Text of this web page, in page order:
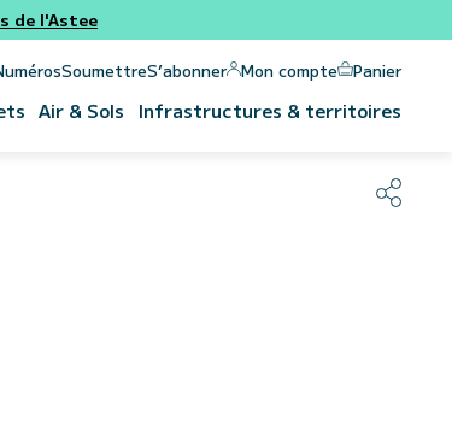
de l'Astee
SoumettreS’abonner Mon compte Panier
Air & Sols Infrastructures & territoires